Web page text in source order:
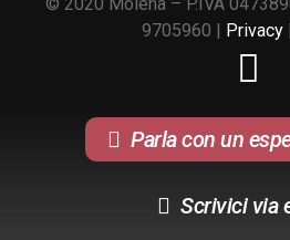
9705960 | Privacy |
Parla con un
Scrivici via